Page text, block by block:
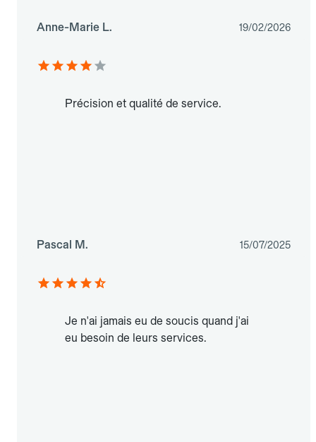
Anne-Marie L. 19/02/2026
Précision et qualité de service.
Pascal M. 15/07/2025
Je n'ai jamais eu de soucis quand j'ai
eu besoin de leurs services.